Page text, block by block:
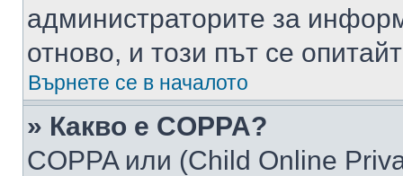
администраторите за
отново, и този път се
Върнете се в началото
» Какво е COPPA?
COPPA или (Child Online